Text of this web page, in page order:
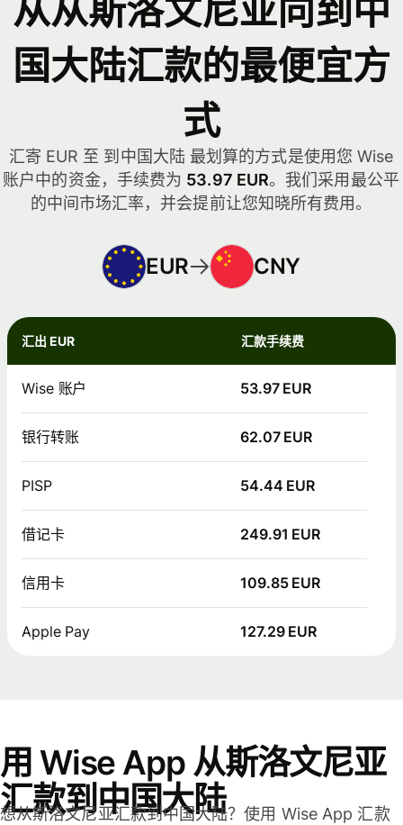
从从斯洛文尼亚向到中
国大陆汇款的最便宜方
式
汇寄 EUR 至 到中国大陆 最划算的方式是使用您 Wise
账户中的资金，手续费为 53.97 EUR。我们采用最公平
的中间市场汇率，并会提前让您知晓所有费用。
EUR CNY
汇出 EUR 汇款手续费
Wise 账户 53.97 EUR
银行转账 62.07 EUR
PISP 54.44 EUR
借记卡 249.91 EUR
信用卡 109.85 EUR
Apple Pay 127.29 EUR
用 Wise App 从斯洛文尼亚
汇款到中国大陆
想从斯洛文尼亚汇款到中国大陆？使用 Wise App 汇款